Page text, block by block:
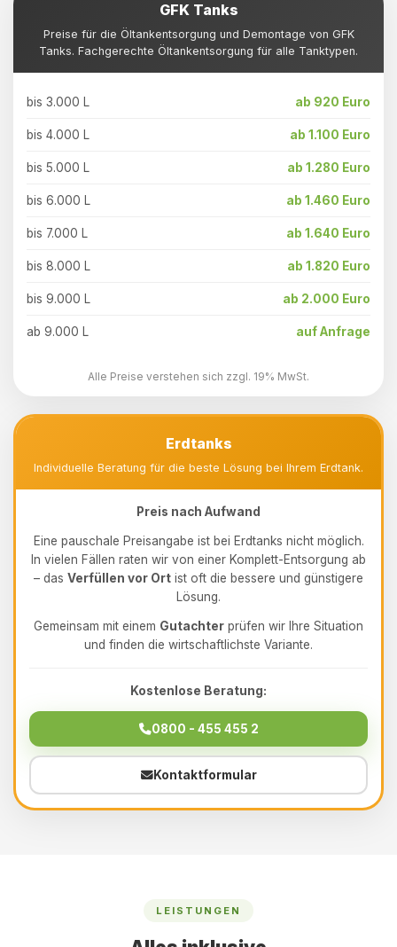
GFK Tanks
Preise für die Öltankentsorgung und Demontage von GFK
Tanks. Fachgerechte Öltankentsorgung für alle Tanktypen.
bis 3.000 L ab 920 Euro
bis 4.000 L ab 1.100 Euro
bis 5.000 L ab 1.280 Euro
bis 6.000 L ab 1.460 Euro
bis 7.000 L ab 1.640 Euro
bis 8.000 L ab 1.820 Euro
bis 9.000 L ab 2.000 Euro
ab 9.000 L auf Anfrage
Alle Preise verstehen sich zzgl. 19% MwSt.
Erdtanks
Individuelle Beratung für die beste Lösung bei Ihrem Erdtank.
Preis nach Aufwand
Eine pauschale Preisangabe ist bei Erdtanks nicht möglich.
In vielen Fällen raten wir von einer Komplett-Entsorgung ab
– das Verfüllen vor Ort ist oft die bessere und günstigere
Lösung.
Gemeinsam mit einem Gutachter prüfen wir Ihre Situation
und finden die wirtschaftlichste Variante.
Kostenlose Beratung:
0800 - 455 455 2
Kontaktformular
LEISTUNGEN